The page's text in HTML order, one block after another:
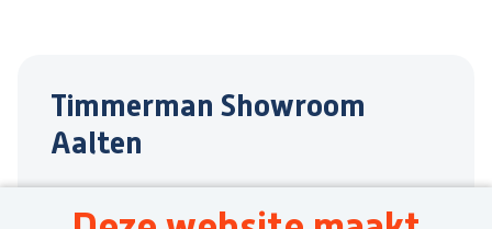
Timmerman Showroom
Aalten